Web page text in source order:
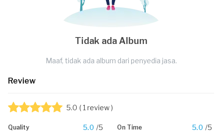
Tidak ada Album
Maaf, tidak ada album dari penyedia jasa.
Review
5.0 ( 1 review )
Quality 5.0 /5 On Time 5.0 /5